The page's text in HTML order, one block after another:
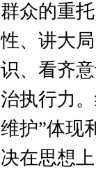
群众的重
性、讲大
识、看齐
治执行力
维护”体现
决在思想